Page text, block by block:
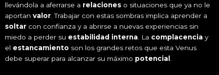
llevándola a aferrarse a relaciones o situaciones que ya no le
aportan valor . Trabajar con estas sombras implica aprender a
soltar con confianza y a abrirse a nuevas experiencias sin
miedo a perder su estabilidad interna . La complacencia y
el estancamiento son los grandes retos que esta Venus
debe superar para alcanzar su máximo potencial